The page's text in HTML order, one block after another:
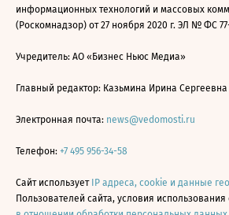
информационных технологий и массовых
(Роскомнадзор) от 27 ноября 2020 г. ЭЛ № ФС
Учредитель: АО «Бизнес Ньюс Медиа»
Главный редактор: Казьмина Ирина Сергеевна
Электронная почта: news@vedomosti.ru
Телефон: +7 495 956-34-58
Сайт использует IP адреса, cookie и данные
Пользователей сайта, условия